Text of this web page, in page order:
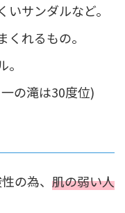
サンダルなど。
れるもの。
の滝は30度位)
の為、 肌の弱い人